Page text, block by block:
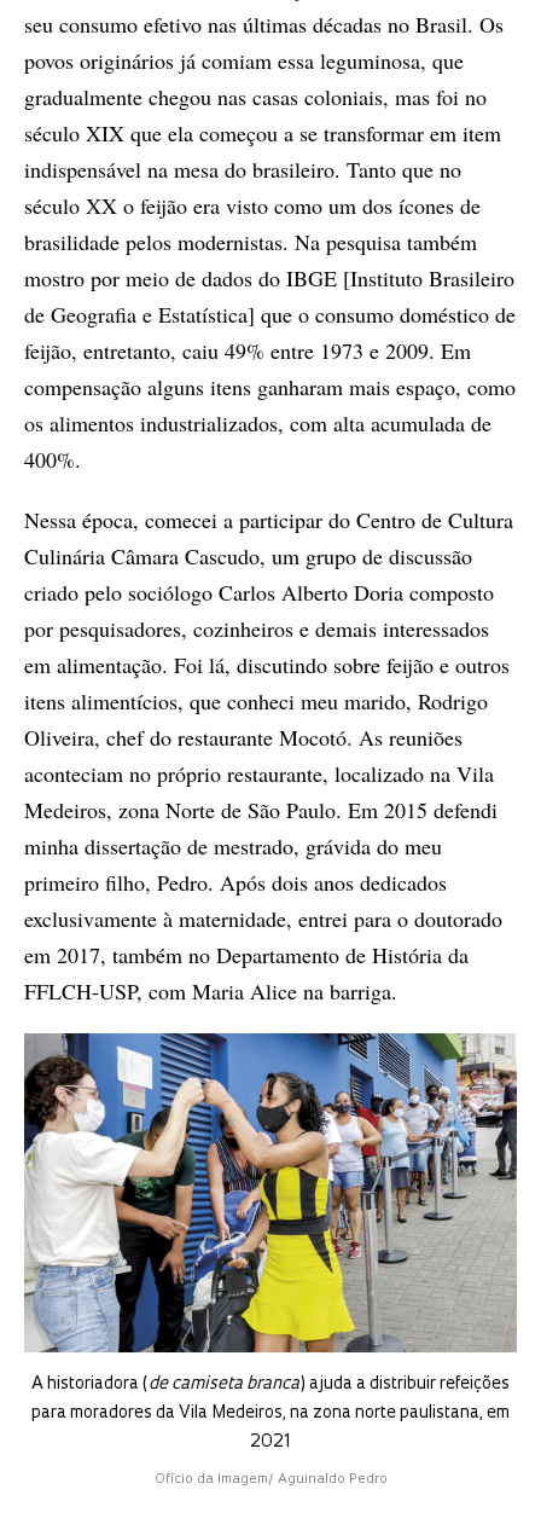
seu consumo efetivo nas últimas décadas no Brasil. Os
povos originários já comiam essa leguminosa, que
gradualmente chegou nas casas coloniais, mas foi no
século XIX que ela começou a se transformar em item
indispensável na mesa do brasileiro. Tanto que no
século XX o feijão era visto como um dos ícones de
brasilidade pelos modernistas. Na pesquisa também
mostro por meio de dados do IBGE [Instituto Brasileiro
de Geografia e Estatística] que o consumo doméstico de
feijão, entretanto, caiu 49% entre 1973 e 2009. Em
compensação alguns itens ganharam mais espaço, como
os alimentos industrializados, com alta acumulada de
400%.
Nessa época, comecei a participar do Centro de Cultura
Culinária Câmara Cascudo, um grupo de discussão
criado pelo sociólogo Carlos Alberto Doria composto
por pesquisadores, cozinheiros e demais interessados
em alimentação. Foi lá, discutindo sobre feijão e outros
itens alimentícios, que conheci meu marido, Rodrigo
Oliveira, chef do restaurante Mocotó. As reuniões
aconteciam no próprio restaurante, localizado na Vila
Medeiros, zona Norte de São Paulo. Em 2015 defendi
minha dissertação de mestrado, grávida do meu
primeiro filho, Pedro. Após dois anos dedicados
exclusivamente à maternidade, entrei para o doutorado
em 2017, também no Departamento de História da
FFLCH-USP, com Maria Alice na barriga.
A historiadora ( de camiseta branca) ajuda a distribuir refeições
para moradores da Vila Medeiros, na zona norte paulistana, em
2021
Ofício da Imagem/ Aguinaldo Pedro